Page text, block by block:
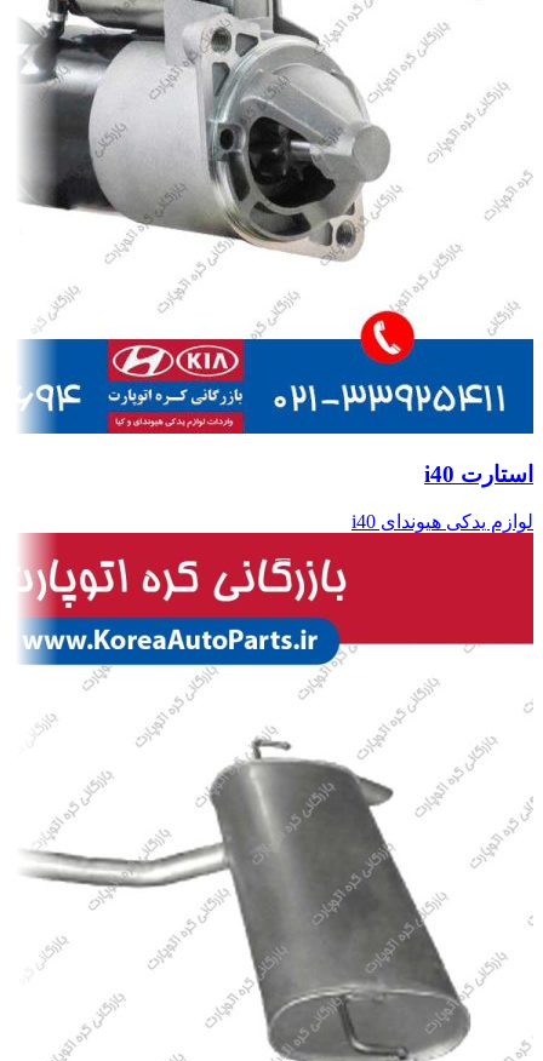
استارت i40
لوازم یدکی هیوندای i40